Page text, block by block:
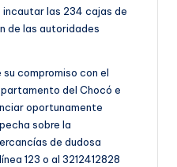
las 234 cajas de
de las autoridades
compromiso con el
del Chocó e
oportunamente
sobre la
de dudosa
123 o al 3212412828